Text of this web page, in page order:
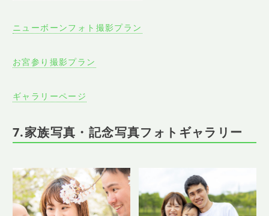
ニューボーンフォト撮影プラン
お宮参り撮影プラン
ギャラリーページ
7.家族写真・記念写真フォトギャラリー